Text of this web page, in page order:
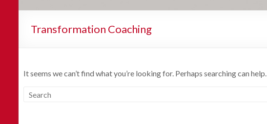
Transformation Coaching
It seems we can’t find what you’re looking for. Perhaps searching can help.